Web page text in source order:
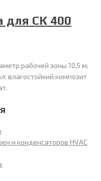
для СК 400
рабочей зоны 10,5 м;
влагостойкий композит
и конденсаторов HVAC